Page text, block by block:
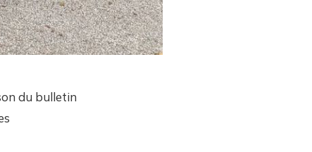
du bulletin